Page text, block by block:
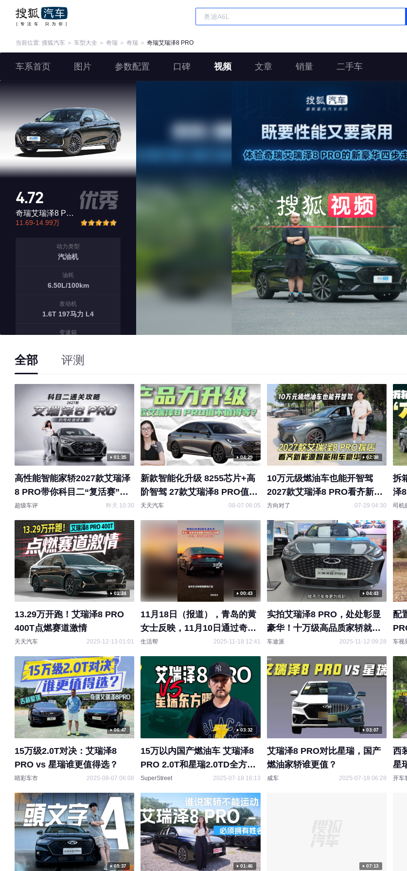
当前位置: 搜狐汽车 ＞ 车型大全 ＞ 奇瑞 ＞ 奇瑞 ＞ 奇瑞艾瑞泽8 PRO
车系首页 图片 参数配置 口碑 视频 文章 销量 二手车
4.72
奇瑞艾瑞泽8 PRO
11.69-14.99万
动力类型
汽油机
油耗
6.50L/100km
发动机
1.6T 197马力 L4
变速箱
亮度
饱和度
对比度
全部 评测
01:35
高性能智能家轿2027款艾瑞泽
8 PRO带你科目二“复活赛”一
把过！
超级车评 昨天 10:30
04:29
新款智能化升级 8255芯片+高
阶智驾 27款艾瑞泽8 PRO值得
等一波
天天汽车 08-07 06:05
02:38
10万元级燃油车也能开智驾
2027款艾瑞泽8 PRO看齐新能
源智能用车豪华体验
方向对了 07-29 04:30
拆
泽
司机
01:24
13.29万开跑！艾瑞泽8 PRO
400T点燃赛道激情
天天汽车 2025-12-13 01:01
00:43
11月18日（报道），青岛的黄
女士反映，11月10日通过奇瑞
宝瑞祥购买奇瑞艾瑞泽8
PRO，购车时4S店承诺赠送车
衣，工时费1980元，但提车后
发现必须在店里贴，黄女士想
要将车衣拿走去别处贴，店里
不同意。4S店表示：买车前已
经告知黄女士，如果觉得贵，
可以去找便宜的地方贴，但是
车衣不能带走，只能在店里
贴。
生活帮 2025-11-18 12:41
04:43
实拍艾瑞泽8 PRO，处处彰显
豪华！十万级高品质家轿就选
它
车途派 2025-11-12 09:28
配
车视
06:47
15万级2.0T对决：艾瑞泽8
PRO vs 星瑞谁更值得选？
睛彩车市 2025-08-07 06:08
03:32
15万以内国产燃油车 艾瑞泽8
PRO 2.0T和星瑞2.0TD全方位
对比
SuperStreet 2025-07-18 16:13
03:07
艾瑞泽8 PRO对比星瑞，国产
燃油家轿谁更值？
咸车 2025-07-18 06:28
西
星
开车
05:37 01:46 07:13